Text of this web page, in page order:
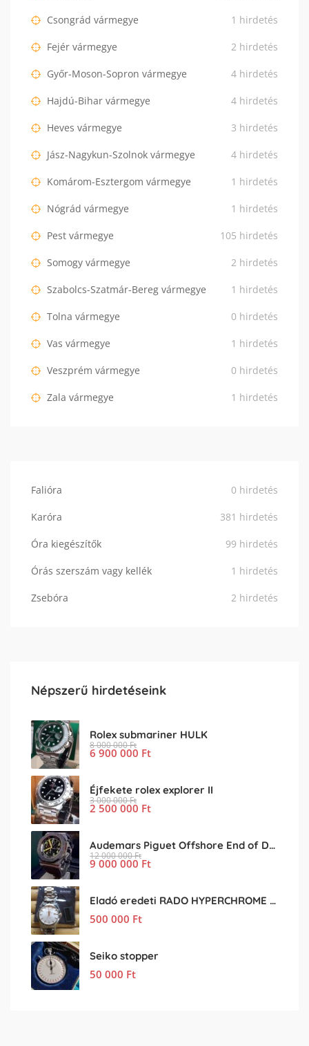
Csongrád vármegye 1 hirdetés
Fejér vármegye 2 hirdetés
Győr-Moson-Sopron vármegye 4 hirdetés
Hajdú-Bihar vármegye 4 hirdetés
Heves vármegye 3 hirdetés
Jász-Nagykun-Szolnok vármegye 4 hirdetés
Komárom-Esztergom vármegye 1 hirdetés
Nógrád vármegye 1 hirdetés
Pest vármegye 105 hirdetés
Somogy vármegye 2 hirdetés
Szabolcs-Szatmár-Bereg vármegye 1 hirdetés
Tolna vármegye 0 hirdetés
Vas vármegye 1 hirdetés
Veszprém vármegye 0 hirdetés
Zala vármegye 1 hirdetés
Falióra 0 hirdetés
Karóra 381 hirdetés
Óra kiegészítők 99 hirdetés
Órás szerszám vagy kellék 1 hirdetés
Zsebóra 2 hirdetés
Népszerű hirdetéseink
Rolex submariner HULK
8 000 000Ft
6 900 000 Ft
Éjfekete rolex explorer II
3 000 000Ft
2 500 000 Ft
Audemars Piguet Offshore End of Days
12 000 000Ft
9 000 000 Ft
Eladó eredeti RADO HYPERCHROME férfi karóra
500 000 Ft
Seiko stopper
50 000 Ft